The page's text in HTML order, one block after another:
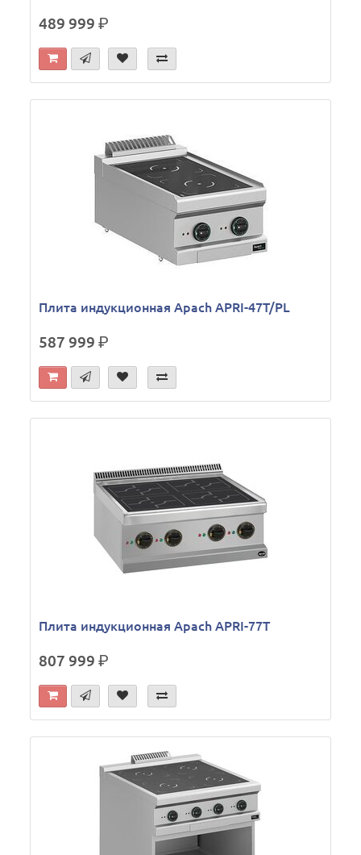
489 999р.
Плита индукционная Apach APRI-47T/PL
587 999р.
Плита индукционная Apach APRI-77T
807 999р.